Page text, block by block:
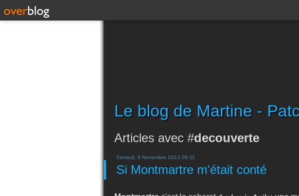
Le blog de Martine -
Articles avec #decouverte
Samedi, 9 Novembre 2013 06:11
Si Montmartre m'était conté